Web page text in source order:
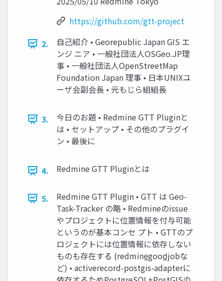
https://github.com/gtt-project
2.
自己紹介 • Georepublic Japan GIS エ
ンジ ニア • 一般社団法人OSGeo.JP理
事 • 一般社団法人OpenStreetMap
Foundation Japan 理事 • 日本UNIXユ
ーザ会副会長 • 元もじら組組長
3.
今日のお題 • Redmine GTT Pluginと
は • セットアップ • その他のプラグイ
ン • 最後に
4. Redmine GTT Pluginとは
5.
Redmine GTT Plugin • GTT は Geo-
Task-Tracker の略 • Redmineのissue
やプロジェクトに位置情報を付与可能
というのが基本コンセ プト • GTTのプ
ロジェクトには位置情報に依存しない
ものも存在する (redmine̲good̲jobな
ど) • activerecord-postgis-adapterに